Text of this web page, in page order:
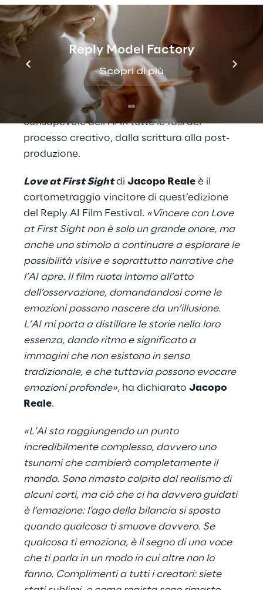
Reply Model Factory
Scopri di più
daRob Minkoff, Caleb & Shelby Ward,
Denise Negri, Dave Clark, Charlie Fink,
Filippo Rizzante, Caroline Ingeborn, Paolo
Moroni e Guillem Martinez Roura– ha
tre premi principali
cortometraggi che si sono distinti per
originalità, qualità della produzione e uso
consapevole dell’AI in tutte le fasi del
processo creativo, dalla scrittura alla post-
produzione.
Love at First Sightdi Jacopo Reale è il
cortometraggio vincitore di quest’edizione
del Reply AI Film Festival. «Vincere con Love
at First Sight non è solo un grande onore, ma
anche uno stimolo a continuare a esplorare le
possibilità visive e soprattutto narrative che
l’AI apre. Il film ruota intorno all’atto
dell’osservazione, domandandosi come le
emozioni possano nascere da un’illusione.
L’AI mi porta a distillare le storie nella loro
essenza, dando ritmo e significato a
immagini che non esistono in senso
tradizionale, e che tuttavia possono evocare
emozioni profonde», ha dichiarato Jacopo
Reale.
«L’AI sta raggiungendo un punto
incredibilmente complesso, davvero uno
tsunami che cambierà completamente il
mondo. Sono rimasto colpito dal realismo di
alcuni corti, ma ciò che ci ha davvero guidati
è l’emozione: l’ago della bilancia si sposta
quando qualcosa ti smuove davvero. Se
qualcosa ti emoziona, è il segno di una voce
che ti parla in un modo in cui altre non lo
fanno. Complimenti a tutti i creatori: siete